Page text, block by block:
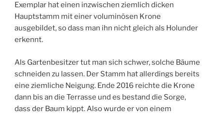
Exemplar hat einen inzwischen ziemlich dicken
Hauptstamm mit einer voluminösen Krone
ausgebildet, so dass man ihn nicht gleich als Holunder
erkennt.
Als Gartenbesitzer tut man sich schwer, solche Bäume
schneiden zu lassen. Der Stamm hat allerdings bereits
eine ziemliche Neigung. Ende 2016 reichte die Krone
dann bis an die Terrasse und es bestand die Sorge,
dass der Baum kippt. Also wurde er von einem